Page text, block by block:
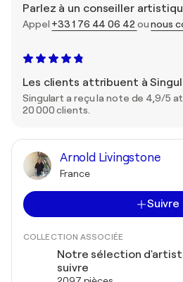
Parlez à un conseiller
Appel +33 1 76 44 06 42ounous
Les clients attribuent à
Singulart a reçu la note de 4,9/5
20 000 clients.
Arnold Livingstone
France
Suivre
COLLECTION ASSOCIÉE
Notre sélection
suivre